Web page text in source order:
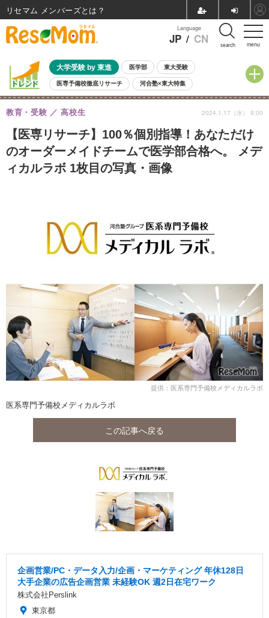
menu
Language
JP / CN search
大学受験 by 東進 医学部 東大受験
医専予備校徹底リサーチ 河合塾×東大特集
親子で考える大学選び 高校受験 中学受験 小学校受験
共通テスト 夏休み
8月開催イベント・WS 全国公立高校 過去問 人気記事
自由研究教材（小学生向け） 自由研究教材（中学生向け） ランキング
【医専リサーチ】100％個別指導！あなただけ
のオーダーメイドチームで医学部合格へ。 メデ
ィカルラボ 1枚目の写真・画像
教育・受験 高校生 2024.1.17（水） 9:00
提供：医系専門予備校メディカルラボ
医系専門予備校メディカルラボ
この記事へ戻る
企画営業/PC・データ入力/企画・マーケティング 年休128日
大手企業の広告企画営業 未経験OK 週2日在宅ワーク
株式会社Perslink
東京都
リセマム メンバーズ